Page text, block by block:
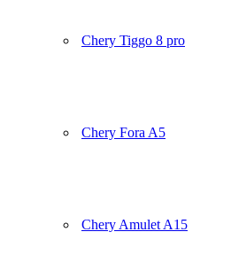
Chery Tiggo 8 pro
Chery Fora A5
Chery Amulet A15